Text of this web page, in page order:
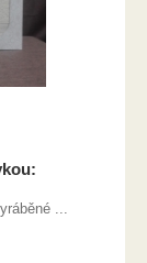
...